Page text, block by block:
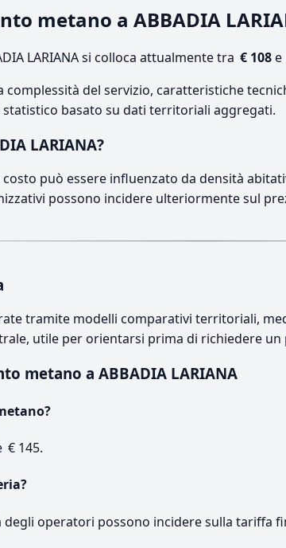
metano a ABBADIA
LARIANA si colloca attualmente tra € 108e
del servizio, caratteristiche
basato su dati territoriali aggregati.
LARIANA?
costo può essere influenzato da densità
possono incidere ulteriormente sul
tramite modelli comparativi territoriali,
utile per orientarsi prima di richiedere un
metano a ABBADIA LARIANA
€ 145.
degli operatori possono incidere sulla tariffa